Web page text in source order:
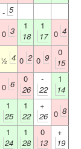
- 5
0 3
1
18
1
17 0 4
½ 4 0 2 0 9
0
15
0 6
0
26
-
22
1
14
1
25
1
22
+
26 0 8
1
24
1
28
0
13
+
19